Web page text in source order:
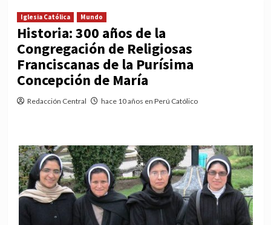
Iglesia Católica Mundo
Historia: 300 años de la
Congregación de Religiosas
Franciscanas de la Purísima
Concepción de María
Redacción Central hace 10 años en Perú Católico